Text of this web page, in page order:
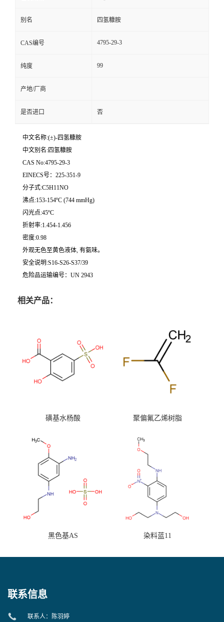
别名 四氢糠胺
CAS编号 4795-29-3
纯度 99
产地/厂商
是否进口 否
中文名称:(±)-四氢糠胺
中文别名:四氢糠胺
CAS No:4795-29-3
EINECS号：225-351-9
分子式:C5H11NO
沸点:153-154ºC (744 mmHg)
闪光点:45ºC
折射率:1.454-1.456
密度:0.98
外观无色至黄色液体, 有氨味。
安全说明:S16-S26-S37/39
危险品运输编号：UN 2943
相关产品：
磺基水杨酸 聚偏氟乙烯树脂
黑色基AS 染料蓝11
联系信息
联系人：陈羽婷